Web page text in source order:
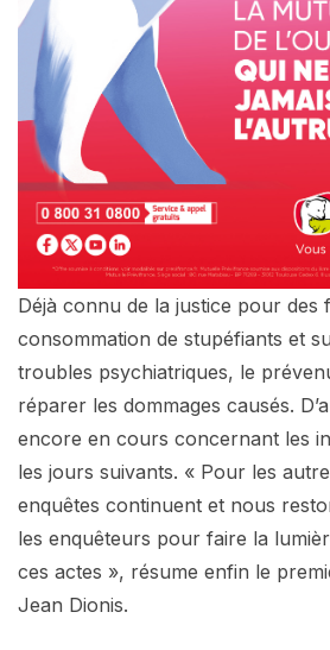
Déjà connu de la justice pour des
consommation de stupéfiants et
troubles psychiatriques, le
réparer les dommages causés.
encore en cours concernant les
les jours suivants. « Pour les
enquêtes continuent et nous
les enquêteurs pour faire la
ces actes », résume enfin le
Jean Dionis.